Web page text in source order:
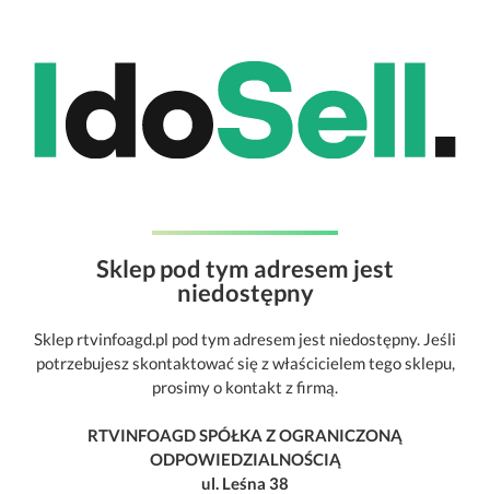
Sklep pod tym adresem jest
niedostępny
Sklep rtvinfoagd.pl pod tym adresem jest niedostępny. Jeśli
potrzebujesz skontaktować się z właścicielem tego sklepu,
prosimy o kontakt z firmą.
RTVINFOAGD SPÓŁKA Z OGRANICZONĄ
ODPOWIEDZIALNOŚCIĄ
ul. Leśna 38